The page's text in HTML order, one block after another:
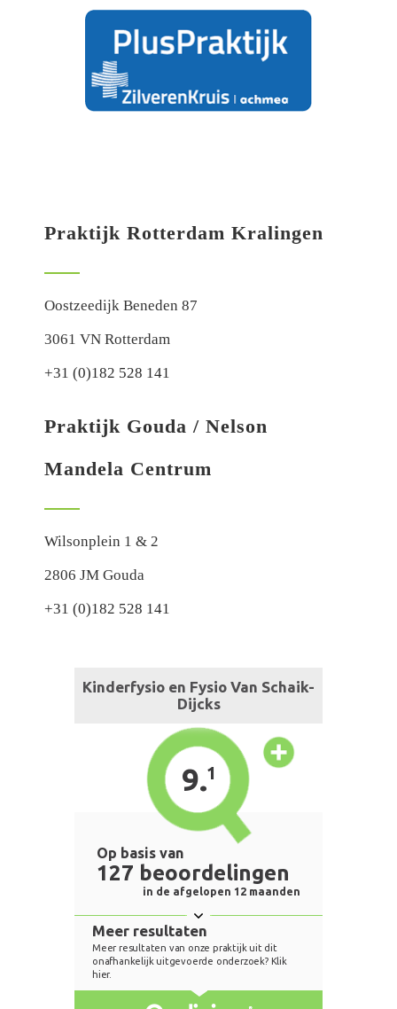
Praktijk Rotterdam Kralingen
Oostzeedijk Beneden 87
3061 VN Rotterdam
+31 (0)182 528 141
Praktijk Gouda / Nelson
Mandela Centrum
Wilsonplein 1 & 2
2806 JM Gouda
+31 (0)182 528 141